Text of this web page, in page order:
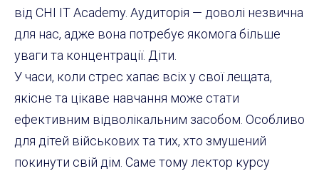
від CHI IT Academy. Аудиторія — доволі незвична
для нас, адже вона потребує якомога більше
уваги та концентрації. Діти.
У часи, коли стрес хапає всіх у свої лещата,
якісне та цікаве навчання може стати
ефективним відволікальним засобом. Особливо
для дітей військових та тих, хто змушений
покинути свій дім. Саме тому лектор курсу